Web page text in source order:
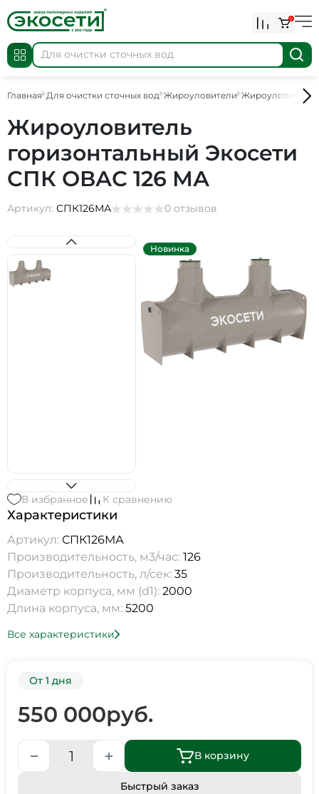
0
Главная Для очистки сточных вод Жироуловители
Жироуловитель
горизонтальный Экосети
СПК ОВАС 126 МА
Артикул: СПК126МА 0 отзывов
Новинка
В избранное К сравнению
Характеристики
Артикул: СПК126МА
Производительность, м3/час: 126
Производительность, л/сек: 35
Диаметр корпуса, мм (d1): 2000
Длина корпуса, мм: 5200
Все характеристики
От 1 дня
550 000руб.
В корзину
Быстрый заказ